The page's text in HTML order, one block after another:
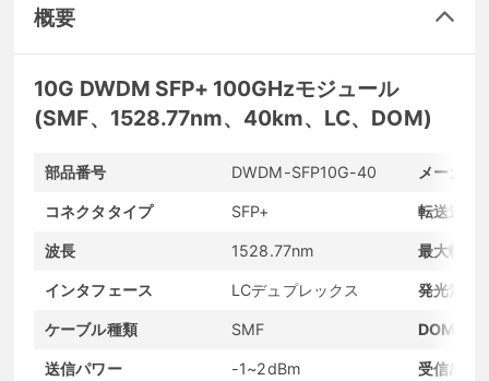
概要
10G DWDM SFP+ 100GHzモジュール
(SMF、1528.77nm、40km、LC、DOM)
部品番号 DWDM-SFP10G-40 メーカー
コネクタタイプ SFP+ 転送速度
波長 1528.77nm 最大転送
インタフェース LCデュプレックス 発光素子
ケーブル種類 SMF DOMサ
送信パワー -1~2dBm 受信感度